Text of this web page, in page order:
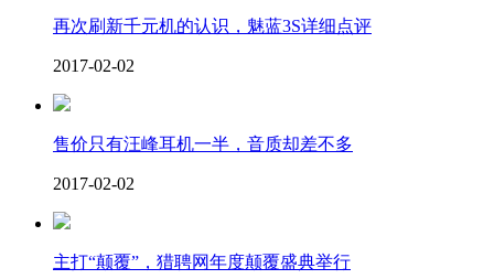
再次刷新千元机的认识，魅蓝3S详细点评
2017-02-02
售价只有汪峰耳机一半，音质却差不多
2017-02-02
主打“颠覆”，猎聘网年度颠覆盛典举行